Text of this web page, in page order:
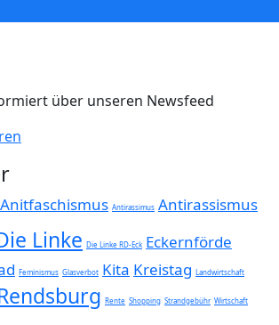
über unseren Newsfeed
Anitfaschismus Antirassimus Antirassismus
Linke Die Linke RD-Eck Eckernförde
Feminismus Glasverbot Kita Kreistag Landwirtschaft
Rente Shopping Strandgebühr Wirtschaft